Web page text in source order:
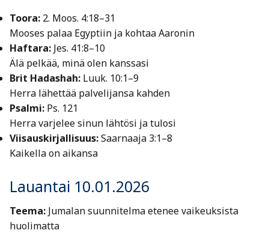
Toora: 2. Moos. 4:18–31
Mooses palaa Egyptiin ja kohtaa Aaronin
Haftara: Jes. 41:8–10
Älä pelkää, minä olen kanssasi
Brit Hadashah: Luuk. 10:1–9
Herra lähettää palvelijansa kahden
Psalmi: Ps. 121
Herra varjelee sinun lähtösi ja tulosi
Viisauskirjallisuus:Saarnaaja 3:1–8
Kaikella on aikansa
Lauantai 10.01.2026
Teema: Jumalan suunnitelma etenee vaikeuksista
huolimatta